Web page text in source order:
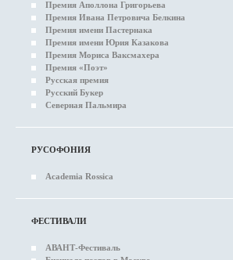
Премия Аполлона Григорьева
Премия Ивана Петровича Белкина
Премия имени Пастернака
Премия имени Юрия Казакова
Премия Мориса Ваксмахера
Премия «Поэт»
Русская премия
Русский Букер
Северная Пальмира
РУСОФОНИЯ
Academia Rossica
ФЕСТИВАЛИ
АВАНТ-Фестиваль